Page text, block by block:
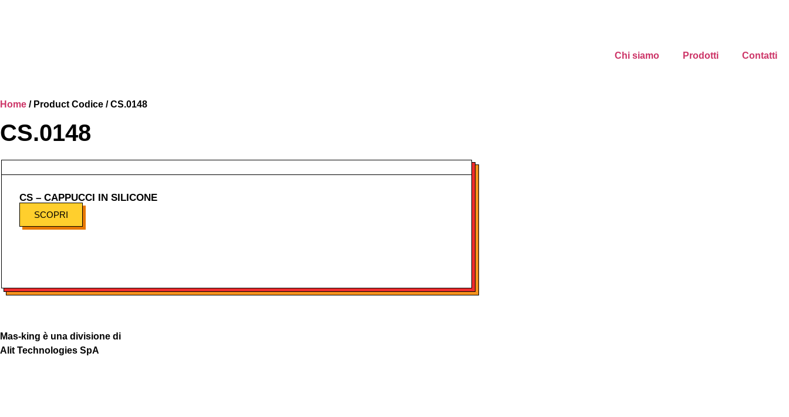
Chi siamo Prodotti Contatti
Home / Product Codice / CS.0148
CS.0148
CS – CAPPUCCI IN SILICONE
SCOPRI
Mas-king è una divisione di
Alit Technologies SpA